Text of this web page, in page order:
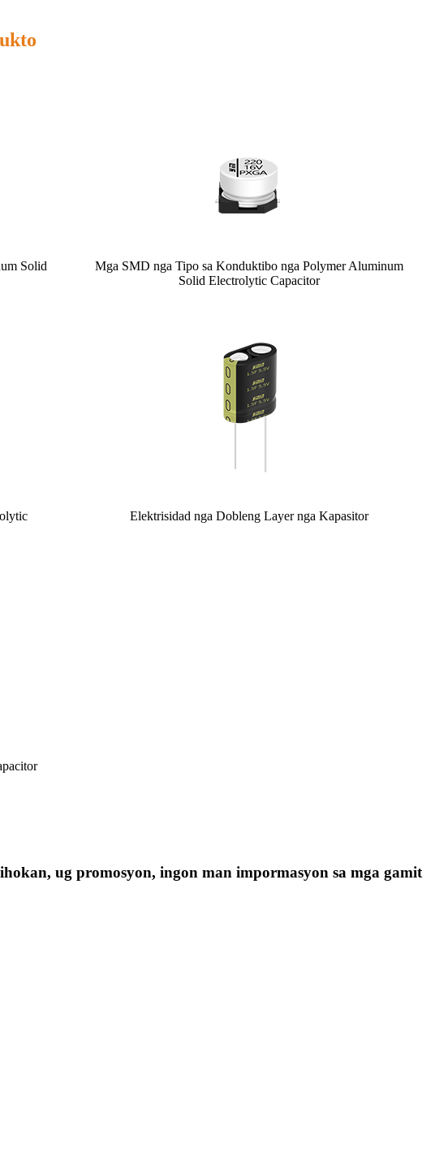
Solid
Mga SMD nga Tipo sa Konduktibo nga Polymer Aluminum
Solid Electrolytic Capacitor
Elektrisidad nga Dobleng Layer nga Kapasitor
ug promosyon, ingon man impormasyon sa mga gamit